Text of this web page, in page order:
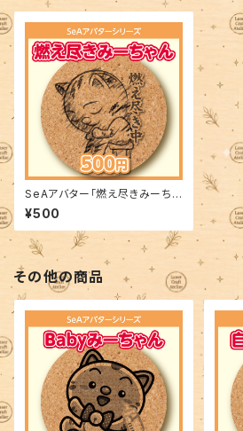
SeAアバター「燃え尽きみーちゃ
ん」
¥500
その他の商品